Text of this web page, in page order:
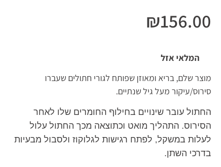
₪156.00
המלאי אזל
מוצר שלם, בריא ומאוזן שפותח לגורי חתולים שעברו
סירוס/עיקור מעל גיל שנתיים.
החתול עובר שינויים בחילוף החומרים שלו לאחר
הסירוס. התהליך מואט וכתוצאה מכך החתול עלול
לעלות במשקל, לפתח רגישות לגלוקוז ולסבול מבעיות
בדרכי השתן.